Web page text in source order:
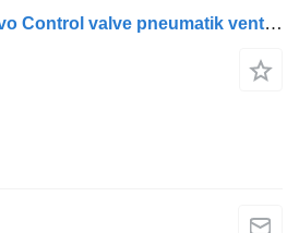
Volvo 22822219 - Volvo Control valve pneumatik ventil til lastbil